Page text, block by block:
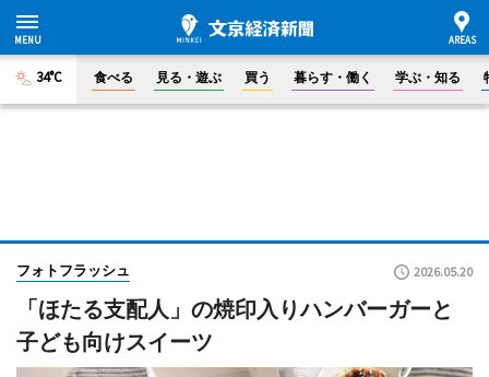
34°C 食べる 見る・遊ぶ 買う 暮らす・働く 学ぶ・知る
フォトフラッシュ 2026.05.20
「ほたる支配人」の焼印入りハンバーガーと
子ども向けスイーツ